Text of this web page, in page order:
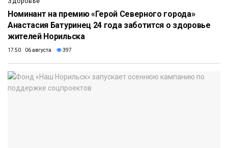
Номинант на премию «Герой Северного города»
Анастасия Батуринец 24 года заботится о здоровье
жителей Норильска
17:50 06 августа 397